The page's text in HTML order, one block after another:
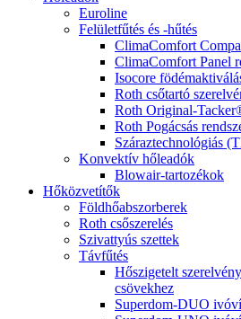
Euroline
Felületfűtés és -hűtés
ClimaComfort
ClimaComfort Panel
Isocore
Roth csőtartó
Roth Original-
Roth Pogácsás
Száraztechnológiás
Konvektív hőleadók
Blowair-tartozékok
Hőközvetítők
Földhőabszorberek
Roth csőszerelés
Szivattyús szettek
Távfűtés
Hőszigetelt
csövekhez
Superdom-DUO